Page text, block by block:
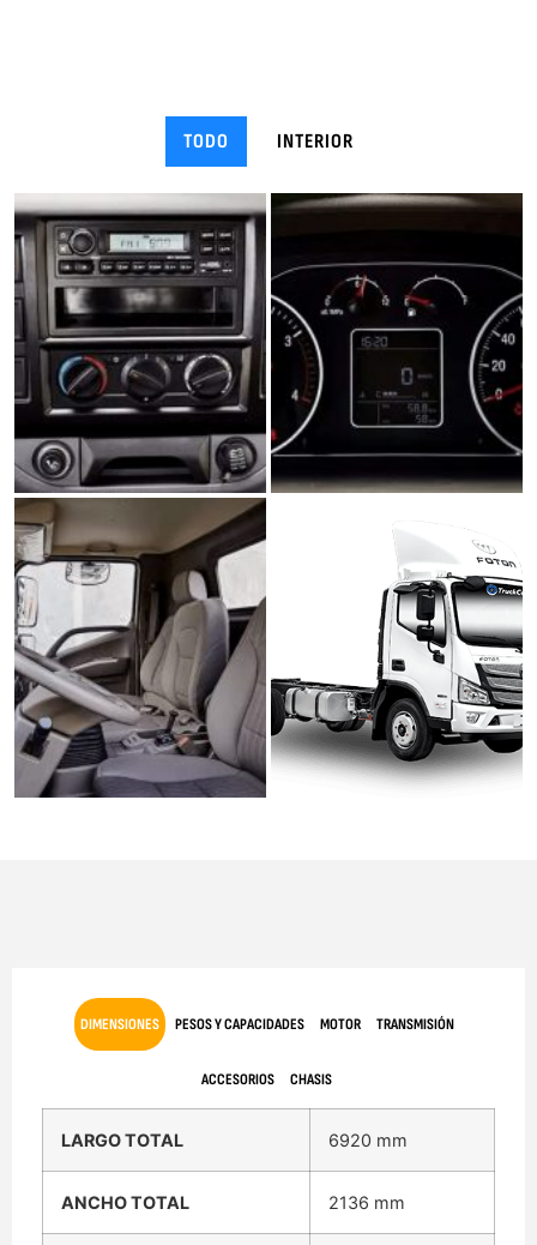
TODO INTERIOR
DIMENSIONES PESOS Y CAPACIDADES MOTOR TRANSMISIÓN
ACCESORIOS CHASIS
LARGO TOTAL 6920 mm
ANCHO TOTAL 2136 mm